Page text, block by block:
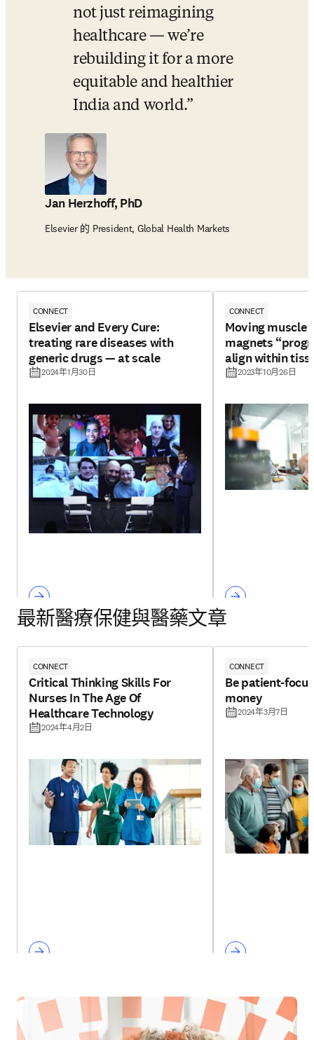
not just reimagining
healthcare — we’re
rebuilding it for a more
equitable and healthier
India and world.
Jan Herzhoff, PhD
Elsevier 的 President, Global Health Markets
CONNECT
Elsevier and Every Cure:
treating rare diseases with
generic drugs — at scale
2024年1月30日
CONNECT
Moving muscle
magnets
align within
2023年10月26日
最新醫療保健與醫藥文章
CONNECT
Critical Thinking Skills For
Nurses In The Age Of
Healthcare Technology
2024年4月2日
CONNECT
Be patient-
money
2024年3月7日